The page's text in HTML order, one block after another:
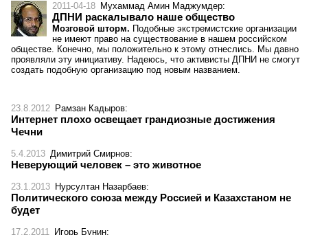
2011-04-18 Мухаммад Амин Маджумдер:
ДПНИ раскалывало наше общество
Мозговой шторм. Подобные экстремистские организации
не имеют право на существование в нашем российском
обществе. Конечно, мы положительно к этому отнеслись. Мы давно
проявляли эту инициативу. Надеюсь, что активисты ДПНИ не смогут
создать подобную организацию под новым названием.
23.8.2012 Рамзан Кадыров:
Интернет плохо освещает грандиозные достижения
Чечни
5.4.2013 Димитрий Смирнов:
Неверующий человек – это животное
23.1.2013 Нурсултан Назарбаев:
Политического союза между Россией и Казахстаном не
будет
17.2.2011 Игорь Бунин: